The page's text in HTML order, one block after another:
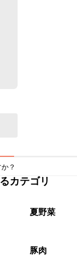
？
目安です。なるべく
カテゴリ
夏野菜
豚肉